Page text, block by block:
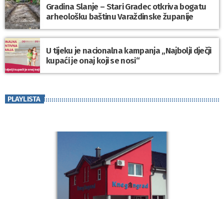
Gradina Slanje – Stari Gradec otkriva bogatu
arheološku baštinu Varaždinske županije
U tijeku je nacionalna kampanja „Najbolji dječji
kupaći je onaj koji se nosi“
PLAYLISTA